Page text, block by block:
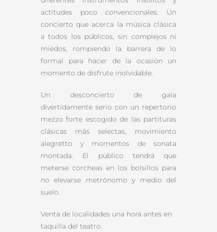
actitudes poco convencionales. Un
concierto que acerca la música clásica
a todos los públicos, sin complejos ni
miedos, rompiendo la barrera de lo
formal para hacer de la ocasión un
momento de disfrute inolvidable.
Un desconcierto de gala
divertidamente serio con un repertorio
mezzo forte escogido de las partituras
clásicas más selectas, movimiento
alegretto y momentos de sonata
montada. El público tendrá que
meterse corcheas en los bolsillos para
no elevarse metrónomo y medio del
suelo.
Venta de localidades una hora antes en
taquilla del teatro.